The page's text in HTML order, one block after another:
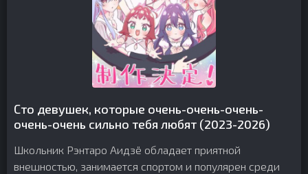
Сто девушек, которые очень-очень-очень-
очень-очень сильно тебя любят (2023-2026)
Школьник Рэнтаро Аидзё обладает приятной
внешностью, занимается спортом и популярен среди